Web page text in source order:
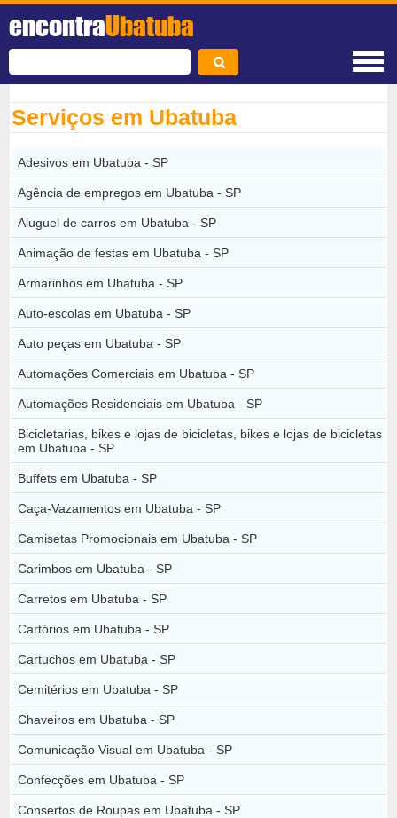
encontraUbatuba
Serviços em Ubatuba
Adesivos em Ubatuba - SP
Agência de empregos em Ubatuba - SP
Aluguel de carros em Ubatuba - SP
Animação de festas em Ubatuba - SP
Armarinhos em Ubatuba - SP
Auto-escolas em Ubatuba - SP
Auto peças em Ubatuba - SP
Automações Comerciais em Ubatuba - SP
Automações Residenciais em Ubatuba - SP
Bicicletarias, bikes e lojas de bicicletas, bikes e lojas de bicicletas
em Ubatuba - SP
Buffets em Ubatuba - SP
Caça-Vazamentos em Ubatuba - SP
Camisetas Promocionais em Ubatuba - SP
Carimbos em Ubatuba - SP
Carretos em Ubatuba - SP
Cartórios em Ubatuba - SP
Cartuchos em Ubatuba - SP
Cemitérios em Ubatuba - SP
Chaveiros em Ubatuba - SP
Comunicação Visual em Ubatuba - SP
Confecções em Ubatuba - SP
Consertos de Roupas em Ubatuba - SP